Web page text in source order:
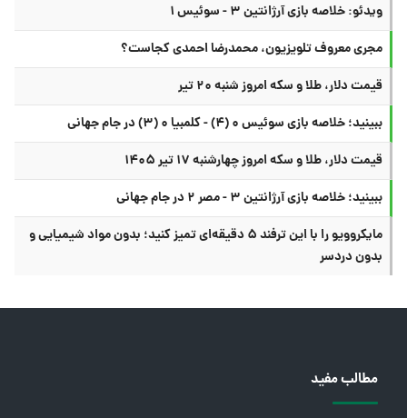
ویدئو: خلاصه بازی آرژانتین ۳ - سوئیس ۱
مجری معروف تلویزیون، محمدرضا احمدی کجاست؟
قیمت دلار، طلا و سکه امروز شنبه ۲۰ تیر
ببینید؛ خلاصه بازی سوئیس ۰ (۴) - کلمبیا ۰ (۳) در جام جهانی
قیمت دلار، طلا و سکه امروز چهارشنبه ۱۷ تیر ۱۴۰۵
ببینید؛ خلاصه بازی آرژانتین ۳ - مصر ۲ در جام جهانی
مایکروویو را با این ترفند ۵ دقیقه‌ای تمیز کنید؛ بدون مواد شیمیایی و
بدون دردسر
مطالب مفید